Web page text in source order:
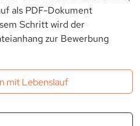
als PDF-Dokument
Schritt wird der
zur Bewerbung
mit Lebenslauf